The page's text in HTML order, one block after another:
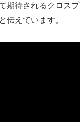
期待されるクロス
伝えています。